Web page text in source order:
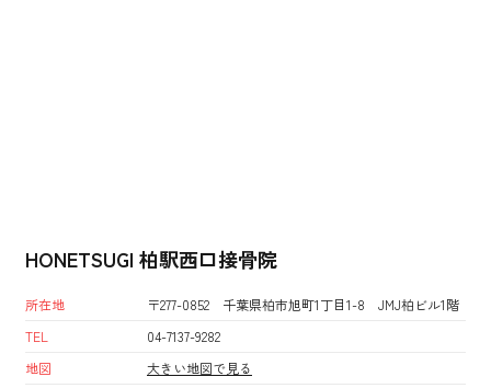
HONETSUGI 柏駅西口接骨院
所在地
〒277-0852 千葉県柏市旭町1丁目1-8 JMJ柏ビル1階
TEL
04-7137-9282
地図
大きい地図で見る